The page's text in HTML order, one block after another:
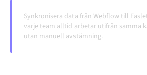
Synkronisera data från Webflow till
varje team alltid arbetar utifrån samma
utan manuell avstämning.